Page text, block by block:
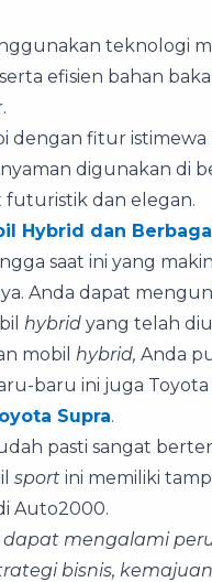
teknologi
efisien bahan
dengan fitur istimewa
digunakan di
futuristik dan elegan.
Hybrid dan
saat ini yang
Anda dapat
hybrid yang telah
mobil hybrid, Anda
baru ini juga Toyota
Supra.
pasti sangat
sport ini memiliki
Auto2000.
mengalami
bisnis,